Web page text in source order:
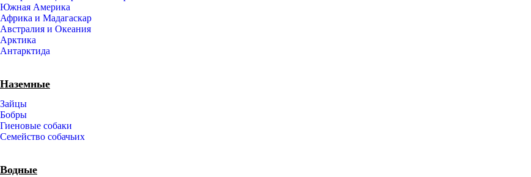
Южная Америка
Африка и Мадагаскар
Австралия и Океания
Арктика
Антарктида
Наземные
Зайцы
Бобры
Гиеновые собаки
Семейство собачьих
Водные